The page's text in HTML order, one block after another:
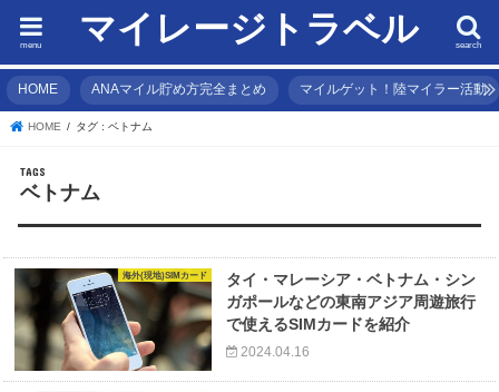
マイレージトラベル search
menu
HOME ANAマイル貯め方完全まとめ マイルゲット！陸マイラー活動
HOME タグ : ベトナム
ベトナム
海外(現地)SIMカード
タイ・マレーシア・ベトナム・シン
ガポールなどの東南アジア周遊旅行
で使えるSIMカードを紹介
2024.04.16